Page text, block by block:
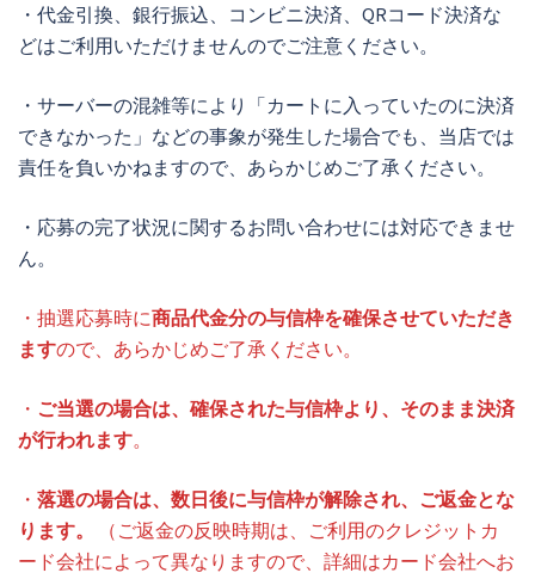
・代金引換、銀行振込、コンビニ決済、QRコード決済な
どはご利用いただけませんのでご注意ください。
・サーバーの混雑等により「カートに入っていたのに決済
できなかった」などの事象が発生した場合でも、当店では
責任を負いかねますので、あらかじめご了承ください。
・応募の完了状況に関するお問い合わせには対応できませ
ん。
・抽選応募時に商品代金分の与信枠を確保させていただき
ますので、あらかじめご了承ください。
・ ご当選の場合は、確保された与信枠より、そのまま決済
が行われます。
・ 落選の場合は、数日後に与信枠が解除され、ご返金とな
ります。
（ご返金の反映時期は、ご利用のクレジットカ
ード会社によって異なりますので、詳細はカード会社へお